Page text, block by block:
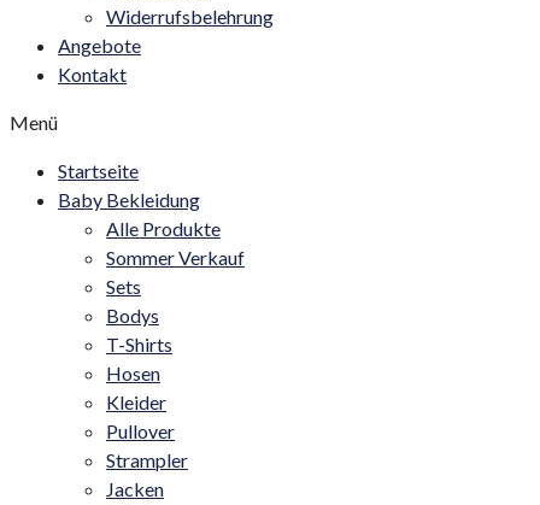
Widerrufsbelehrung
Angebote
Kontakt
Menü
Startseite
Baby Bekleidung
Alle Produkte
Sommer Verkauf
Sets
Bodys
T-Shirts
Hosen
Kleider
Pullover
Strampler
Jacken